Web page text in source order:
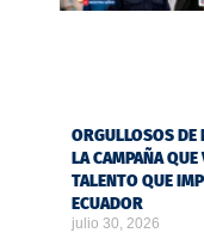
ORGULLOSOS DE
LA CAMPAÑA
TALENTO QUE
ECUADOR
julio 30, 2026